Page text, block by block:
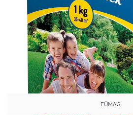
FŰMAG